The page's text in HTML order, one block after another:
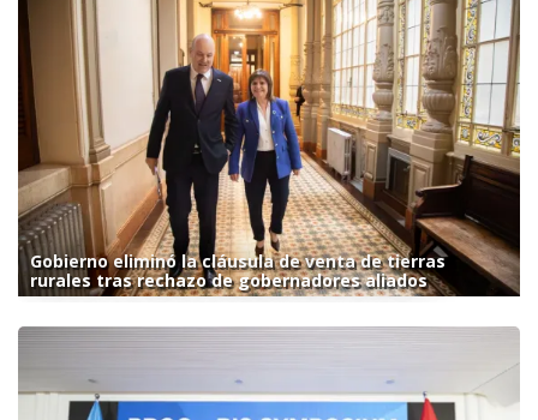
Gobierno eliminó la cláusula de venta de tierras
rurales tras rechazo de gobernadores aliados